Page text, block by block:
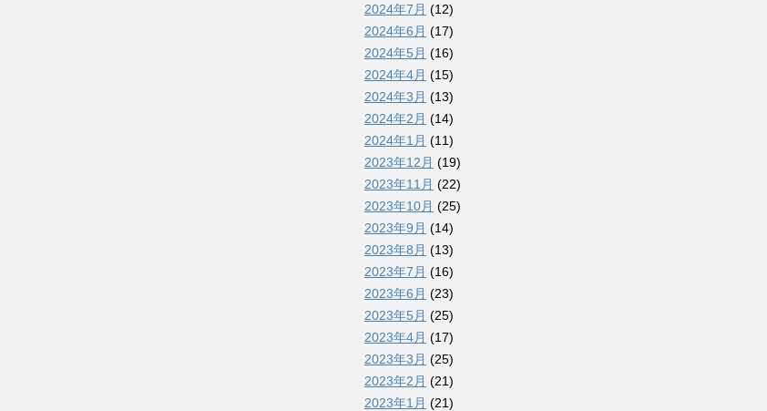
2024年7月 (12)
2024年6月 (17)
2024年5月 (16)
2024年4月 (15)
2024年3月 (13)
2024年2月 (14)
2024年1月 (11)
2023年12月 (19)
2023年11月 (22)
2023年10月 (25)
2023年9月 (14)
2023年8月 (13)
2023年7月 (16)
2023年6月 (23)
2023年5月 (25)
2023年4月 (17)
2023年3月 (25)
2023年2月 (21)
2023年1月 (21)